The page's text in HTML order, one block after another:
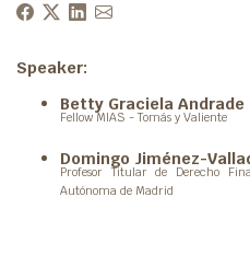
Speaker:
Betty Graciela Andrade
Fellow MIAS - Tomás y Valiente
Domingo Jiménez-
Profesor Titular de Derecho
Autónoma de Madrid